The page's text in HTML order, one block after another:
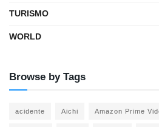
TURISMO
WORLD
Browse by Tags
acidente Aichi Amazon Prime